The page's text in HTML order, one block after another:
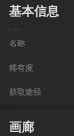
基本信息
名称
稀有度
获取途径
画廊